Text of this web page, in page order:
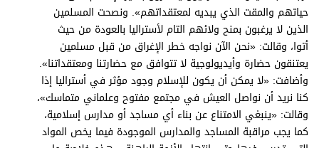
حياتهم والمقت الذي يبديه لمعتقداتهم». ونصحت المسلمين
الذين لا يرغبون بمنح ولائهم التام لأستراليا بالعودة من حيث
أتوا، وقالت: «نحن الآن نواجه خطر الإغراق من قبل مسلمين
يعتنقون حضارة وأيديولوجية لا تتوافق مع حضارتنا ومعتقداتنا».
وأضافت: «لا يمكن أن يكون للإسلام وجود مؤثر في أستراليا إذا
كنا نريد أن نواصل العيش في مجتمع مفتوح وعلماني متماسك»،
وقالت: «ينبغي الامتناع عن بناء أي مساجد أو مدارس إسلامية،
كما يجب مراقبة المساجد والمدارس الموجودة فيما يخص المواد